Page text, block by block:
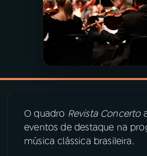
PODCASTS
VIDEOCASTS
08 PRÊMIO RÁDIO MEC
O quadro Revista Concerto
eventos de destaque na
música clássica brasileira.